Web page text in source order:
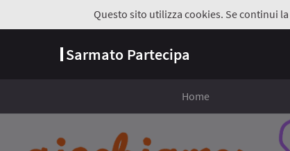
Questo sito utilizza cookies. Se continui
Sarmato Partecipa
Home